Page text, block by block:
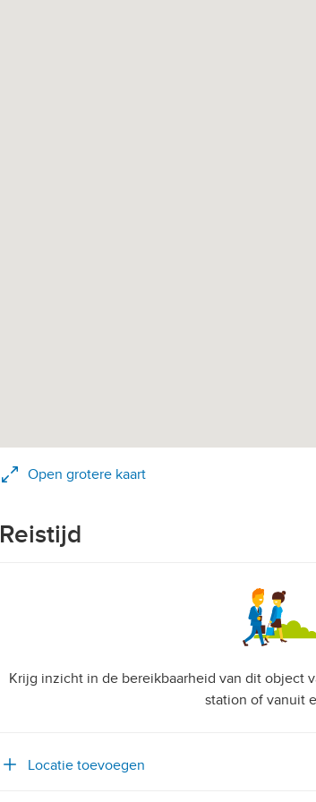
Open grotere kaart
Reistijd
Krijg inzicht in de bereikbaarheid van dit object
station of vanuit
Locatie toevoegen